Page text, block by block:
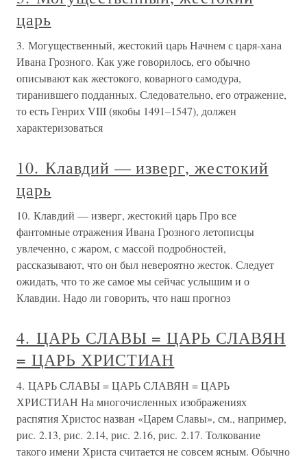
царь
3. Могущественный, жестокий царь Начнем с царя-хана
Ивана Грозного. Как уже говорилось, его обычно
описывают как жестокого, коварного самодура,
тиранившего подданных. Следовательно, его отражение,
то есть Генрих VIII (якобы 1491–1547), должен
характеризоваться
10. Клавдий — изверг, жестокий
царь
10. Клавдий — изверг, жестокий царь Про все
фантомные отражения Ивана Грозного летописцы
увлеченно, с жаром, с массой подробностей,
рассказывают, что он был невероятно жесток. Следует
ожидать, что то же самое мы сейчас услышим и о
Клавдии. Надо ли говорить, что наш прогноз
4. ЦАРЬ СЛАВЫ = ЦАРЬ СЛАВЯН
= ЦАРЬ ХРИСТИАН
4. ЦАРЬ СЛАВЫ = ЦАРЬ СЛАВЯН = ЦАРЬ
ХРИСТИАН На многочисленных изображениях
распятия Христос назван «Царем Славы», см., например,
рис. 2.13, рис. 2.14, рис. 2.16, рис. 2.17. Толкование
такого имени Христа считается не совсем ясным. Обычно